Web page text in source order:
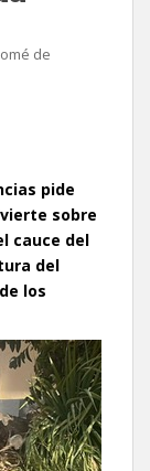
de
pide
sobre
cauce del
del
los